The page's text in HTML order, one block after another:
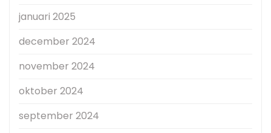
januari 2025
december 2024
november 2024
oktober 2024
september 2024